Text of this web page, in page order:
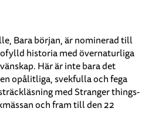
Bara början, är nominerad till
historia med övernaturliga
Här är inte bara det
opålitliga, svekfulla och fega
med Stranger things-
och fram till den 22